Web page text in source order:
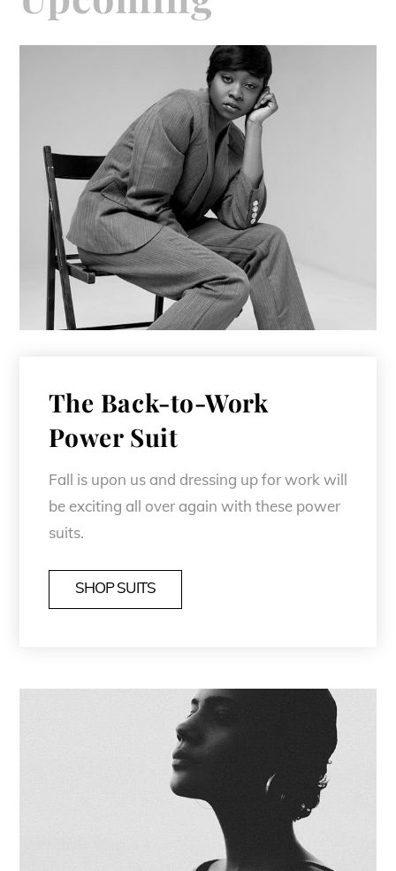
The Back-to-Work
Power Suit
Fall is upon us and dressing up for work will
be exciting all over again with these power
suits.
SHOP SUITS